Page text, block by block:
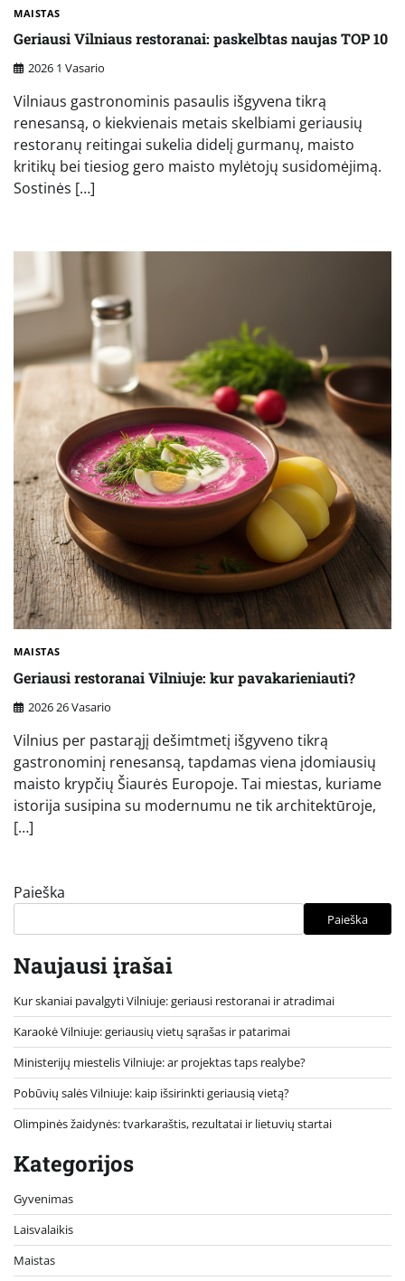
MAISTAS
Geriausi Vilniaus restoranai: paskelbtas naujas TOP 10
2026 1 Vasario
Vilniaus gastronominis pasaulis išgyvena tikrą
renesansą, o kiekvienais metais skelbiami geriausių
restoranų reitingai sukelia didelį gurmanų, maisto
kritikų bei tiesiog gero maisto mylėtojų susidomėjimą.
Sostinės […]
MAISTAS
Geriausi restoranai Vilniuje: kur pavakarieniauti?
2026 26 Vasario
Vilnius per pastarąjį dešimtmetį išgyveno tikrą
gastronominį renesansą, tapdamas viena įdomiausių
maisto krypčių Šiaurės Europoje. Tai miestas, kuriame
istorija susipina su modernumu ne tik architektūroje,
[…]
Paieška
Paieška
Naujausi įrašai
Kur skaniai pavalgyti Vilniuje: geriausi restoranai ir atradimai
Karaokė Vilniuje: geriausių vietų sąrašas ir patarimai
Ministerijų miestelis Vilniuje: ar projektas taps realybe?
Pobūvių salės Vilniuje: kaip išsirinkti geriausią vietą?
Olimpinės žaidynės: tvarkaraštis, rezultatai ir lietuvių startai
Kategorijos
Gyvenimas
Laisvalaikis
Maistas